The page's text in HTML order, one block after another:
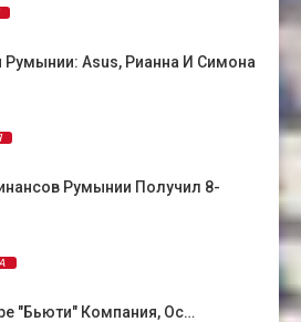
Asus, Рианна И Симона
Румынии Получил 8-
"бьюти" Компания, Ос…